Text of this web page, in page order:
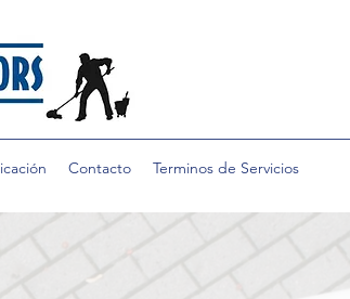
Contacto Terminos de Servicios